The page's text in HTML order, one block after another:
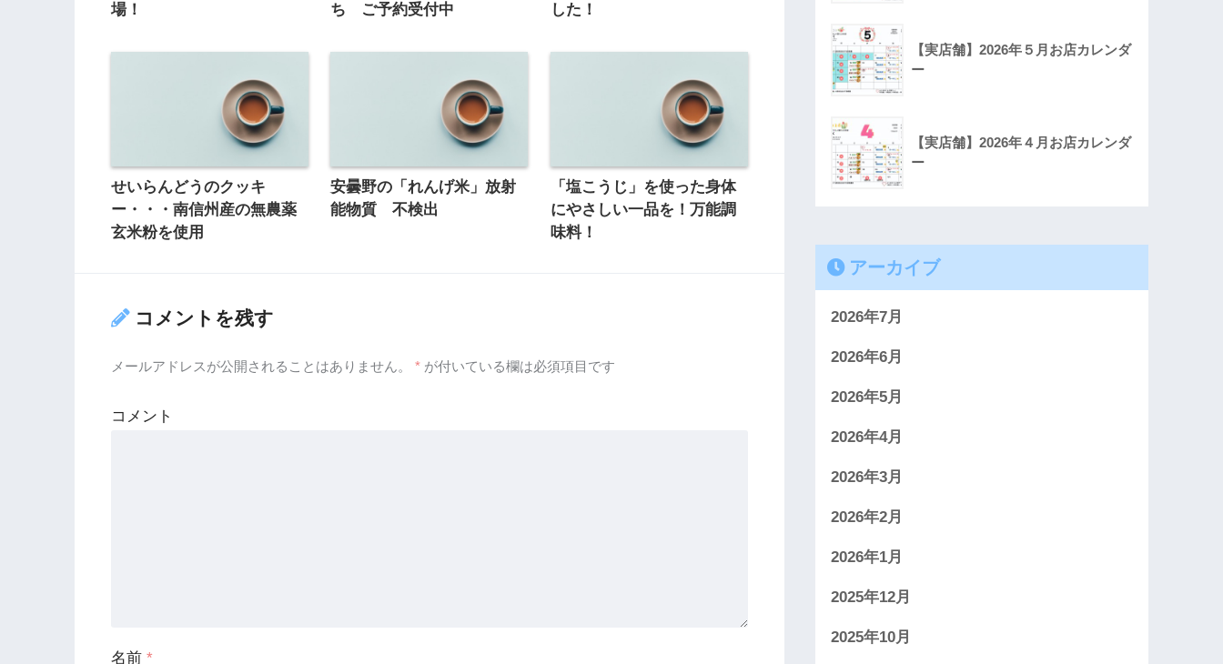
場！
ち ご予約受付中
した！
せいらんどうのクッキ
ー・・・南信州産の無農薬
玄米粉を使用
安曇野の「れんげ米」放射
能物質 不検出
「塩こうじ」を使った身体
にやさしい一品を！万能調
味料！
コメントを残す
メールアドレスが公開されることはありません。 * が付いている欄は必須項目です
コメント
名前 *
【実店舗】2026年５月お店カレンダ
ー
【実店舗】2026年４月お店カレンダ
ー
アーカイブ
2026年7月
2026年6月
2026年5月
2026年4月
2026年3月
2026年2月
2026年1月
2025年12月
2025年10月